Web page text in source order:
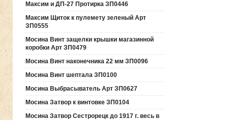
Максим и ДП-27 Протирка ЗП0446
Максим Щиток к пулемету зеленый Арт
ЗП0555
Мосина Винт защелки крышки магазинной
коробки Арт ЗП0479
Мосина Винт наконечника 22 мм ЗП0096
Мосина Винт шептала ЗП0100
Мосина Выбрасыватель Арт ЗП0627
Мосина Затвор к винтовке ЗП0104
Мосина Затвор Сестрорецк до 1917 г. весь в